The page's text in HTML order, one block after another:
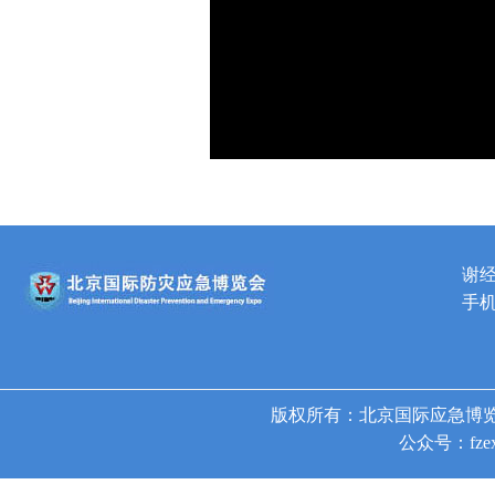
谢
手
版权所有：北京国际应急博
公众号：